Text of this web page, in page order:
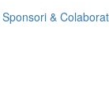
Sponsori &